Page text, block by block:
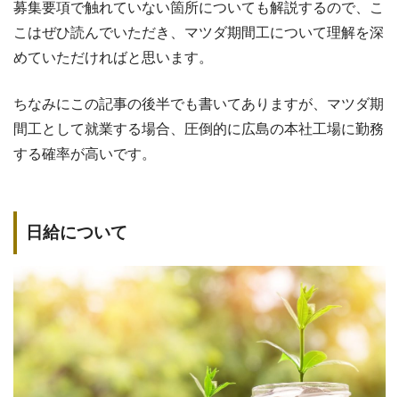
募集要項で触れていない箇所についても解説するので、こ
こはぜひ読んでいただき、マツダ期間工について理解を深
めていただければと思います。
ちなみにこの記事の後半でも書いてありますが、マツダ期
間工として就業する場合、圧倒的に広島の本社工場に勤務
する確率が高いです。
日給について